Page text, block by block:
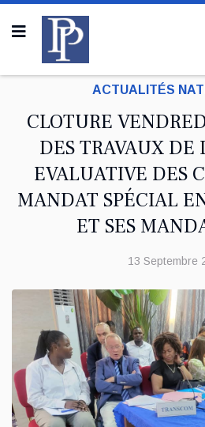
ACTUALITÉS
CLOTURE
DES TRAVAUX DE
EVALUATIVE DES
MANDAT SPÉCIAL
ET SES
13 Septembre